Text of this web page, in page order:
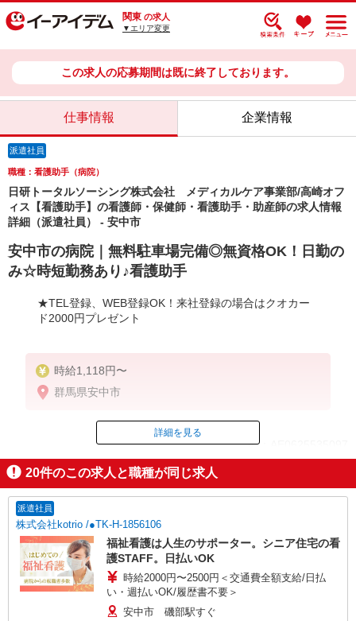
関東 の求人
▼エリア変更
この求人の応募期間は既に終了しております。
仕事情報 企業情報
派遣社員
職種：看護助手（病院）
日研トータルソーシング株式会社 メディカルケア事業部/高崎オフ
ィス【看護助手】の看護師・保健師・看護助手・助産師の求人情報
詳細（派遣社員） - 安中市
安中市の病院｜無料駐車場完備◎無資格OK！日勤の
み☆時短勤務あり♪看護助手
★TEL登録、WEB登録OK！来社登録の場合はクオカー
ド2000円プレゼント
時給1,118円〜
群馬県安中市
ID：AE0625535097
掲載期間終了
詳細を見る
20件のこの求人と職種が同じ求人
派遣社員
株式会社kotrio /●TK-H-1856106
福祉看護は人生のサポーター。シニア住宅の看
護STAFF。日払いOK
時給2000円〜2500円＜交通費全額支給/日払
い・週払いOK/履歴書不要＞
安中市 磯部駅すぐ